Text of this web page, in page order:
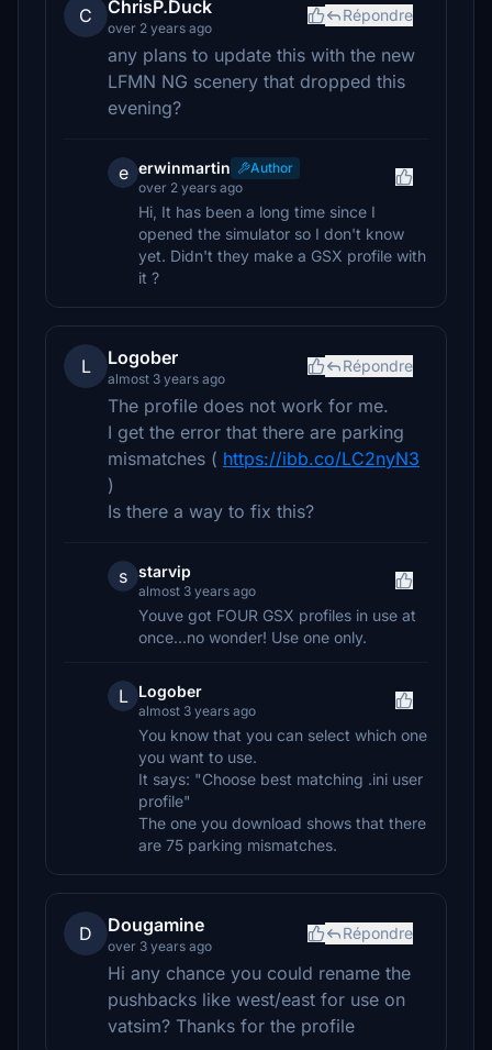
C ChrisP.Duck
over 2 years ago
Répondre
any plans to update this with the new
LFMN NG scenery that dropped this
evening?
e erwinmartin
Author
over 2 years ago
Hi, It has been a long time since I
opened the simulator so I don't know
yet. Didn't they make a GSX profile with
it ?
L Logober
almost 3 years ago
Répondre
The profile does not work for me.
I get the error that there are parking
mismatches ( https://ibb.co/LC2nyN3
)
Is there a way to fix this?
s starvip
almost 3 years ago
Youve got FOUR GSX profiles in use at
once...no wonder! Use one only.
L Logober
almost 3 years ago
You know that you can select which one
you want to use.
It says: "Choose best matching .ini user
profile"
The one you download shows that there
are 75 parking mismatches.
D Dougamine
over 3 years ago
Répondre
Hi any chance you could rename the
pushbacks like west/east for use on
vatsim? Thanks for the profile